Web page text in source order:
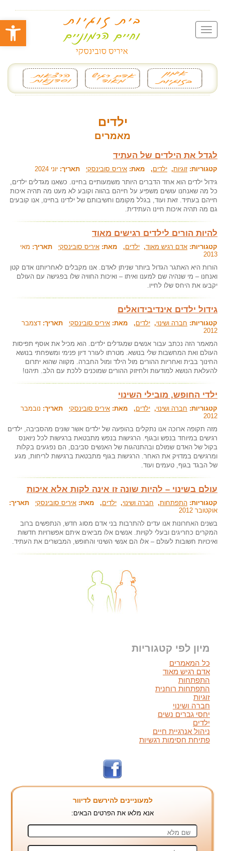
פתח
ילדים
מאמרים
לגדל את הילדים של העתיד
קטגוריות: זוגיות, ילדים, מאת: איריס סובינסקי תאריך: יוני 2024
גידול ילדים הוא אחד הדברים היותר משמעותיים בחיינו. כשאנו מגדלים ילדים,
כל מה שאנחנו עושים משפיע על חייהם בהווה וקובע לא מעט מה תהיה איכות
חייהם בעתיד. זאת ועוד, בגלל מקומם וחשיבותם של ילדינו בחיינו, אנו קובעים
גם מה תהיה איכות חיינו העתידית.
להיות הורים לילדים רגישים מאוד
קטגוריות: אדם רגיש מאוד, ילדים, מאת: איריס סובינסקי תאריך: מאי
2013
הורות היא האתגר הגדול ביותר שניתן לאדם. אנו מקבלים לאחריותנו אדם קטן
ואנחנו – מי שנהיה שם למענו ואיתו – ואיכות החוויה שלו בפגישה עם העולם
יקבעו את היחס שלו לחייו.
גידול ילדים אינדיבידואלים
קטגוריות: חברה ושינוי, ילדים, מאת: איריס סובינסקי תאריך: דצמבר
2012
המאמר הזה נכתב עבור אנשים שמגדלים ילדים. הוא מכיל את אוסף תפיסות
העולם ואת המחשבות שלי בנושא. מטרתו לעורר דיון פנימי ומשפחתי בנושא
החינוך בבית ואחריות ההורים מול הילד ומול החברה. מקווה שהוא יתרום
להעלאת הנושא למודעות ולחיזוק ההורים שמוכנים ללכת עם הלב. תיהנו!
ילדי החופש, מובילי השינוי
קטגוריות: חברה ושינוי, ילדים, מאת: איריס סובינסקי תאריך: נובמבר
2012
מזה תקופה ארוכה אנו נתקלים בהופעה של ילדים אשר שונים מהסביבה, ילדים
רגישים במיוחד בנפש ובגוף. הרגישות בנפש מתבטאת ברגישות לכל ניואנס
בקול של האדם שמולם ובהתנהגות של האנשים סביבם, הם נפגעים בקלות
ומרגישים במדויק את האחר. הרגישות בגוף מתבטאת ברגישות לריחות, מגע
של הבגד בגוף, טעמים ועוד.
עולם בשינוי – להיות שונה זו אינה לקות אלא איכות
קטגוריות: התפתחות, חברה ושינוי, ילדים, מאת: איריס סובינסקי תאריך:
אוקטובר 2012
בשנים האחרונות אנו עדים להתרבות בני אדם מסוג חדש, הנתפשים ברוב
המקרים כחריגים ובעלי לקויות. אנשים אלו מביאים איתם אפשרויות חדשות
ואיכויות חשובות לעולם – אלו הם אנשי השינוי והחופש, המבשרים את העתיד.
מיון לפי קטגוריות
כל המאמרים
אדם רגיש מאוד
התפתחות
התפתחות רוחנית
זוגיות
חברה ושינוי
יחסי גברים נשים
ילדים
ניהול אנרגיית חיים
פתיחת חסימות רגשיות
למעוניינים להירשם לדיוור
אנא מלאו את הפרטים הבאים: